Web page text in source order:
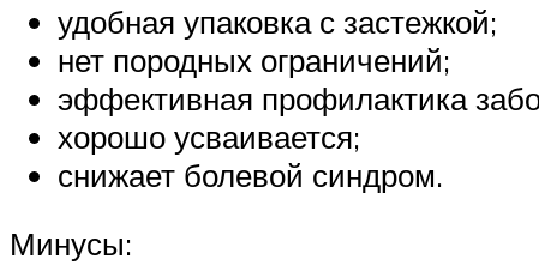
удобная упаковка с застежкой;
нет породных ограничений;
эффективная профилактика
хорошо усваивается;
снижает болевой синдром.
Минусы: